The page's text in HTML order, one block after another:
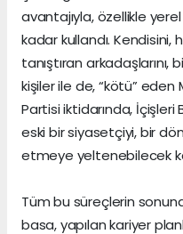
avantajıyla, özellikle
kadar kullandı.
tanıştıran arkadaşlarını,
kişiler ile de, “kötü”
Partisi iktidarında, İçişleri
eski bir siyasetçiyi, bir
etmeye yeltenebilecek
Tüm bu süreçlerin
basa, yapılan kariyer